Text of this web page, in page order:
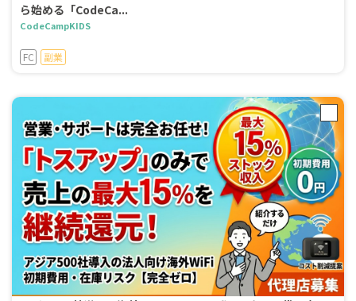
ら始める「CodeCa...
CodeCampKIDS
FC 副業